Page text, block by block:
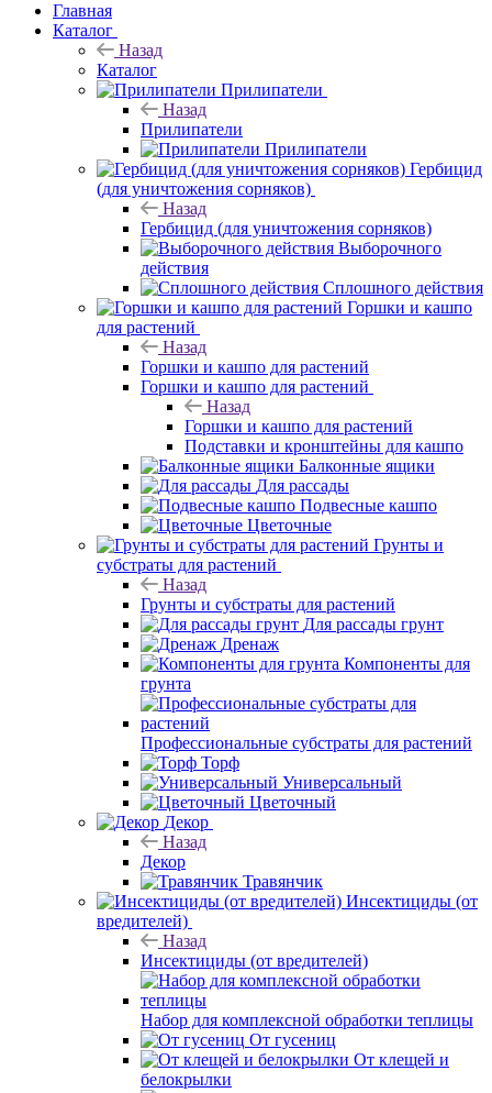
Главная
Каталог
Назад
Каталог
Прилипатели
Назад
Прилипатели
Прилипатели
Гербицид
(для уничтожения сорняков)
Назад
Гербицид (для уничтожения сорняков)
Выборочного
действия
Сплошного действия
Горшки и кашпо
для растений
Назад
Горшки и кашпо для растений
Горшки и кашпо для растений
Назад
Горшки и кашпо для растений
Подставки и кронштейны для кашпо
Балконные ящики
Для рассады
Подвесные кашпо
Цветочные
Грунты и
субстраты для растений
Назад
Грунты и субстраты для растений
Для рассады грунт
Дренаж
Компоненты для
грунта
Профессиональные субстраты для растений
Торф
Универсальный
Цветочный
Декор
Назад
Декор
Травянчик
Инсектициды (от
вредителей)
Назад
Инсектициды (от вредителей)
Набор для комплексной обработки теплицы
От гусениц
От клещей и
белокрылки